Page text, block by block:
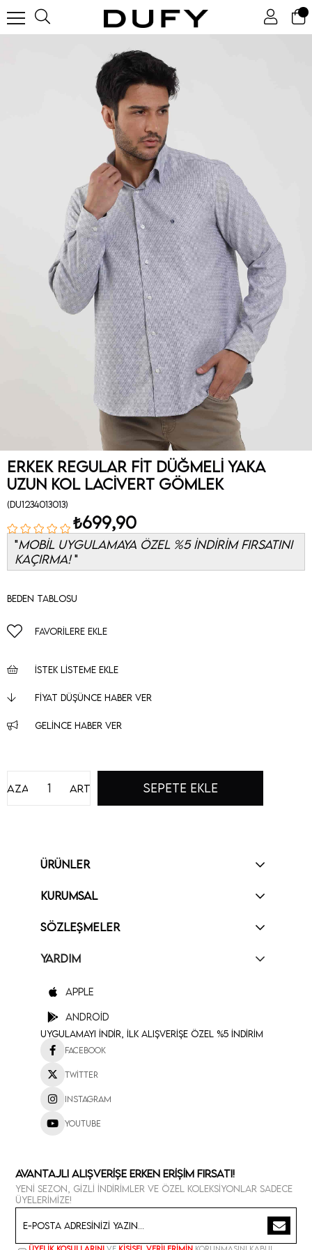
Erkek Regular Fit Düğmeli Yaka
Uzun Kol Lacivert Gömlek
(DU1234013013)
₺699,90
MOBİL UYGULAMAYA ÖZEL %5 İNDİRİM FIRSATINI
KAÇIRMA!
Beden Tablosu
FAVORILERE EKLE
İSTEK LISTEME EKLE
FIYAT DÜŞÜNCE HABER VER
GELINCE HABER VER
Artır
Azalt
ÜRÜNLER
KURUMSAL
SÖZLEŞMELER
YARDIM
Apple
Android
Uygulamayı İndir, İlk Alışverişe Özel %5 İndirim
Facebook
Twitter
Instagram
Youtube
Avantajlı Alışverişe Erken Erişim Fırsatı!
Yeni sezon, gizli indirimler ve özel koleksiyonlar sadece
üyelerimize!